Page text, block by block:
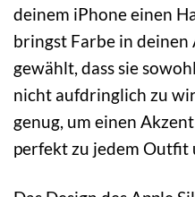
deinem iPhone einen
bringst Farbe in deinen
gewählt, dass sie
nicht aufdringlich zu
genug, um einen
perfekt zu jedem Outfit